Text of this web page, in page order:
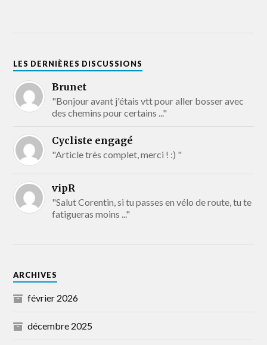
LES DERNIÈRES DISCUSSIONS
Brunet
"Bonjour avant j'étais vtt pour aller bosser avec
des chemins pour certains ..."
Cycliste engagé
"Article très complet, merci ! :) "
vipR
"Salut Corentin, si tu passes en vélo de route, tu te
fatigueras moins ..."
ARCHIVES
février 2026
décembre 2025